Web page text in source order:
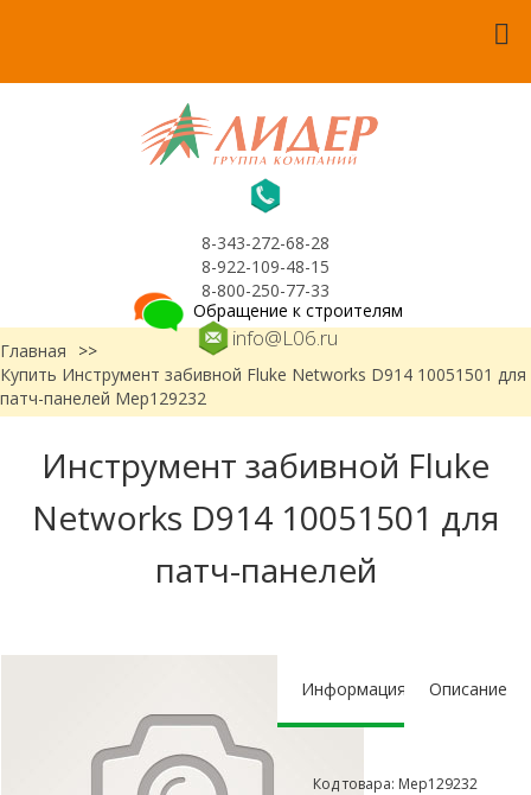
8-343-272-68-28
8-922-109-48-15
8-800-250-77-33
info@L06.ru
Обращение к строителям
Главная
>>
Купить Инструмент забивной Fluke Networks D914 10051501 для
патч-панелей Мер129232
Инструмент забивной Fluke
Networks D914 10051501 для
патч-панелей
Информация Описание
Код товара: Мер129232